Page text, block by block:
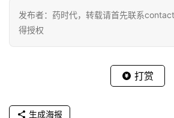
发布者：药时代，转载请首先联系
得授权
打赏
生成海报